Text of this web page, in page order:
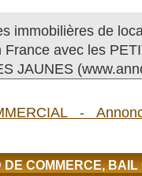
immobilières de
avec les
JAUNES
-
COMMERCE, BAIL